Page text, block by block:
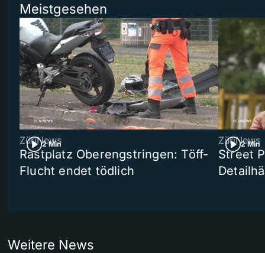
Meistgesehen
2 Min
ZüriNews
Rastplatz Oberengstringen: Töff-
Flucht endet tödlich
2 Min
ZüriNews
Street
Weitere News